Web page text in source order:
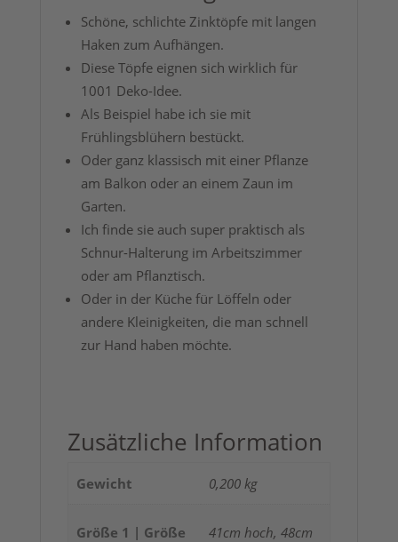
Schöne, schlichte Zinktöpfe mit langen
Haken zum Aufhängen.
Diese Töpfe eignen sich wirklich für
1001 Deko-Idee.
Als Beispiel habe ich sie mit
Frühlingsblühern bestückt.
Oder ganz klassisch mit einer Pflanze
am Balkon oder an einem Zaun im
Garten.
Ich finde sie auch super praktisch als
Schnur-Halterung im Arbeitszimmer
oder am Pflanztisch.
Oder in der Küche für Löffeln oder
andere Kleinigkeiten, die man schnell
zur Hand haben möchte.
Zusätzliche Information
Gewicht 0,200 kg
Größe 1 | Größe
41cm hoch, 48cm